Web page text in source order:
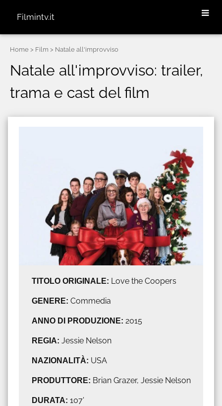
Filmintv.it
Home > Film > Natale all'improvviso
Natale all'improvviso: trailer,
trama e cast del film
TITOLO ORIGINALE: Love the Coopers
GENERE: Commedia
ANNO DI PRODUZIONE: 2015
REGIA: Jessie Nelson
NAZIONALITÀ: USA
PRODUTTORE: Brian Grazer, Jessie Nelson
DURATA: 107'